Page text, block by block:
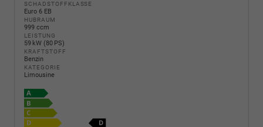
SCHADSTOFFKLASSE
Euro 6 EB
HUBRAUM
999 ccm
LEISTUNG
59 kW (80 PS)
KRAFTSTOFF
Benzin
KATEGORIE
Limousine